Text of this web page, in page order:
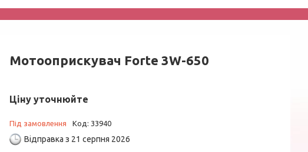
Мотооприскувач Forte 3W-650
Ціну уточнюйте
Під замовлення Код: 33940
Відправка з 21 серпня 2026